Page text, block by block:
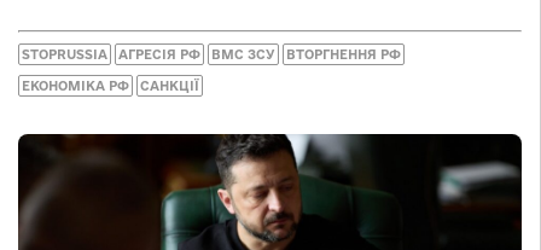
STOPRUSSIA АГРЕСІЯ РФ ВМС ЗСУ ВТОРГНЕННЯ РФ
ЕКОНОМІКА РФ САНКЦІЇ